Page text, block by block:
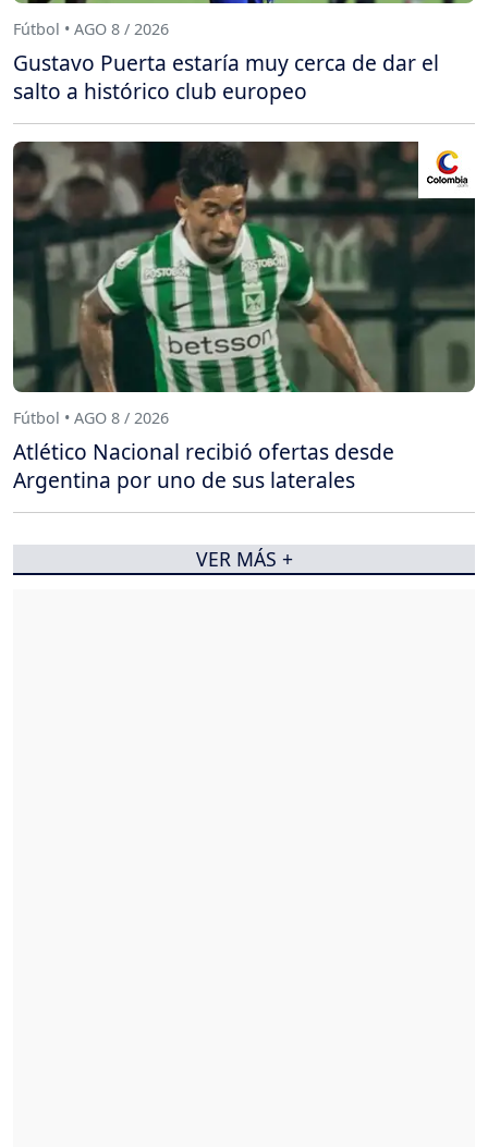
Fútbol • AGO 8 / 2026
Gustavo Puerta estaría muy cerca de dar el
salto a histórico club europeo
Fútbol • AGO 8 / 2026
Atlético Nacional recibió ofertas desde
Argentina por uno de sus laterales
VER MÁS +